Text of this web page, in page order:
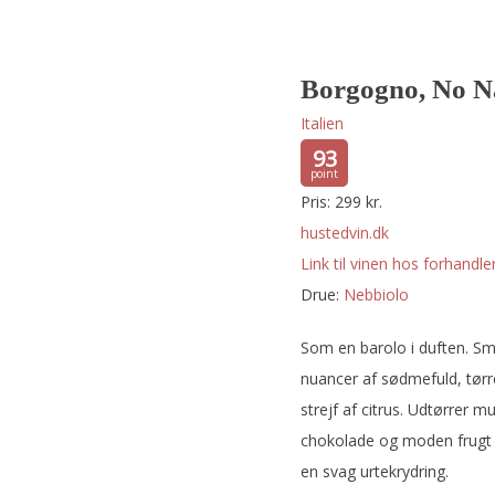
Borgogno, No
Italien
93
Pris: 299 kr.
hustedvin.dk
Link til vinen hos
Drue:
nebbiolo
Som en barolo i duften.
nuancer af sødmefuld,
strejf af citrus. Udtørrer
chokolade og moden
en svag urtekrydring.